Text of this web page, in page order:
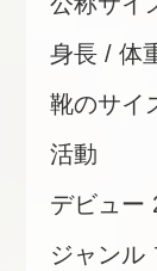
身長 / 体
靴のサイ
活動
デビュー
ジャンル